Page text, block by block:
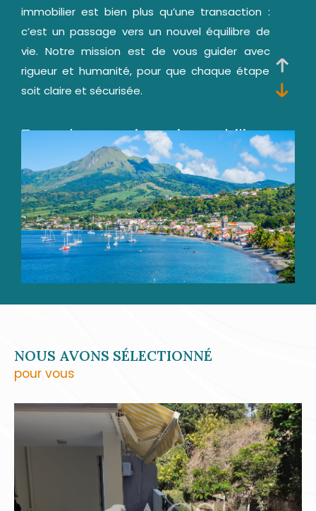
immobilier est bien plus qu’une transaction :
c’est un passage vers un nouvel équilibre de
vie. Notre mission est de vous guider avec
rigueur et humanité, pour que chaque étape
soit claire et sécurisée.
Tous les services immobiliers
réunis pour vos projets
Nos agences immobilières vous
accompagnent aussi bien dans vos
transactions immobilières, que dans vos
projets de location, de gestion ou
d’estimation. Grâce à notre parfaite
connaissance du marché local, nous vous
offrons un service personnalisé et réactif,
Qu’il s’agisse de vendre ou d’acheter une
maison, un appartement, une villa ou un
terrain, ACS Immobiliers met à votre
disposition son réseau, son expertise et sa
connaissance du terrain. Nous vous aidons à
valoriser votre bien et à rencontrer les
NOUS AVONS SÉLECTIONNÉ
pour vous